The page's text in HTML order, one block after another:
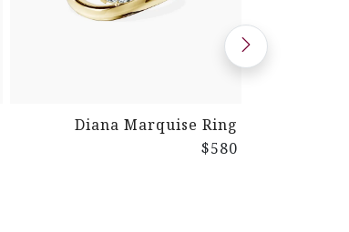
Diana Marquise Ring
$580